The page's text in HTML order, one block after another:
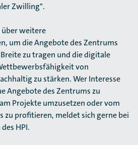
Zwilling".
weitere
um die Angebote des Zentrums
zu tragen und die digitale
von
zu stärken. Wer Interesse
Angebote des Zentrums zu
Projekte umzusetzen oder vom
zu profitieren, meldet sich gerne bei
HPI.